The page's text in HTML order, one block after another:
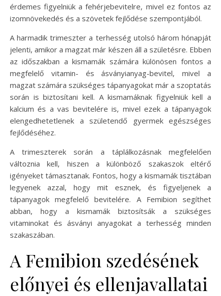
érdemes figyelniük a fehérjebevitelre, mivel ez fontos az
izomnövekedés és a szövetek fejlődése szempontjából.
A harmadik trimeszter a terhesség utolsó három hónapját
jelenti, amikor a magzat már készen áll a születésre. Ebben
az időszakban a kismamák számára különösen fontos a
megfelelő vitamin- és ásványianyag-bevitel, mivel a
magzat számára szükséges tápanyagokat már a szoptatás
során is biztosítani kell. A kismamáknak figyelniük kell a
kalcium és a vas bevitelére is, mivel ezek a tápanyagok
elengedhetetlenek a születendő gyermek egészséges
fejlődéséhez.
A trimeszterek során a táplálkozásnak megfelelően
változnia kell, hiszen a különböző szakaszok eltérő
igényeket támasztanak. Fontos, hogy a kismamák tisztában
legyenek azzal, hogy mit esznek, és figyeljenek a
tápanyagok megfelelő bevitelére. A Femibion segíthet
abban, hogy a kismamák biztosítsák a szükséges
vitaminokat és ásványi anyagokat a terhesség minden
szakaszában.
A Femibion szedésének
előnyei és ellenjavallatai